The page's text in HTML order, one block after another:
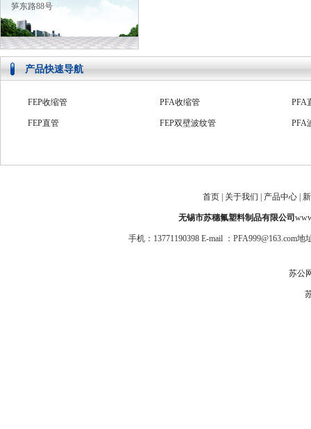
笋东路88号
产品快速导航
FEP收缩管 PFA收缩管 PFA
FEP直管 FEP双壁波纹管 PFA
PTFE波纹管 高压四氟管 PFA
首页 关于我们 产品中心
无锡市苏穗氟塑料制品有限公司
手机：13771190398 E-mail ：PFA999@163.com
苏公